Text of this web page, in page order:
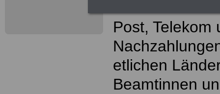
Post, Telekom
etlichen
Beamtinnen